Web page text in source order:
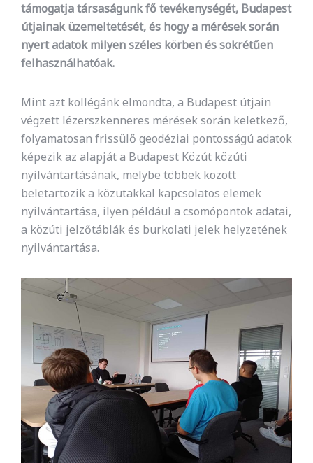
támogatja társaságunk fő tevékenységét, Budapest
útjainak üzemeltetését, és hogy a mérések során
nyert adatok milyen széles körben és sokrétűen
felhasználhatóak.
Mint azt kollégánk elmondta, a Budapest útjain
végzett lézerszkenneres mérések során keletkező,
folyamatosan frissülő geodéziai pontosságú adatok
képezik az alapját a Budapest Közút közúti
nyilvántartásának, melybe többek között
beletartozik a közutakkal kapcsolatos elemek
nyilvántartása, ilyen például a csomópontok adatai,
a közúti jelzőtáblák és burkolati jelek helyzetének
nyilvántartása.